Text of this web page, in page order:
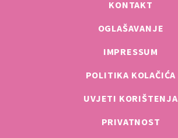
KONTAKT
OGLAŠAVANJE
IMPRESSUM
POLITIKA KOLAČIĆA
UVJETI KORIŠTENJA
PRIVATNOST